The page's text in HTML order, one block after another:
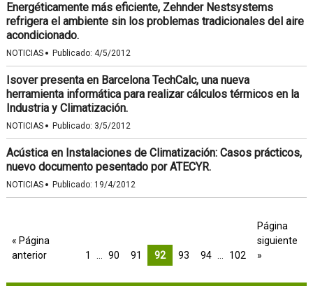
Energéticamente más eficiente, Zehnder Nestsystems
refrigera el ambiente sin los problemas tradicionales del aire
acondicionado.
NOTICIAS · Publicado: 4/5/2012
Isover presenta en Barcelona TechCalc, una nueva
herramienta informática para realizar cálculos térmicos en la
Industria y Climatización.
NOTICIAS · Publicado: 3/5/2012
Acústica en Instalaciones de Climatización: Casos prácticos,
nuevo documento pesentado por ATECYR.
NOTICIAS · Publicado: 19/4/2012
« Página
anterior
1 90 91 92 93 94 102
Página
siguiente
»